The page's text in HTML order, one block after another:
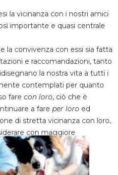
la vicinanza con i nostri amici
importante e quasi centrale
la convivenza con essi sia fatta
e raccomandazioni, tanto
la nostra vita a tutti i
contemplati per quanto
fare con loro, ciò che è
a fare per loro ed
di stretta vicinanza con loro,
con maggiore
loro ed il nostro bene.